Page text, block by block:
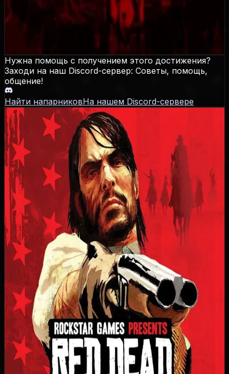
Как разблокировать
Thieves' Landing
покупки в Tailor (на карте ножнички).
Нужна помощь с получением этого достижения?
Заходи на наш Discord-сервер: Советы, помощь,
общение!
Найти напарниковНа нашем Discord-сервере
Red Dead Redemption
Даты выхода
PS3 : 18.05.2010 Xbox 360:18.05.2010,
:
17.08.2023, Xbox One:17.08.2023,Nintendo Switch 1
17.08.2023
PC 29.10.2024,PS5:02.12.2025 Xbox Series
02.12.2025
Nintendo Switch 2:02.12.2025
Достижения / Трофеи